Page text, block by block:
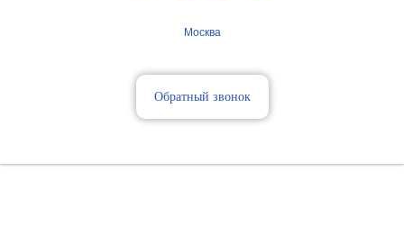
Москва
Обратный звонок